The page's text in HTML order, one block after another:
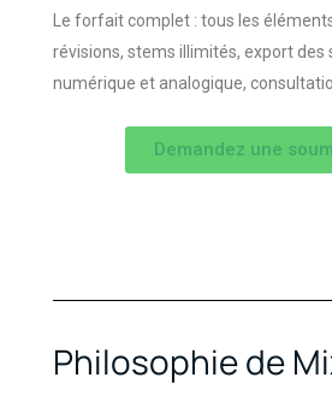
Le forfait complet : tous les
révisions, stems illimités, export
numérique et analogique,
Demandez une
Philosophie de